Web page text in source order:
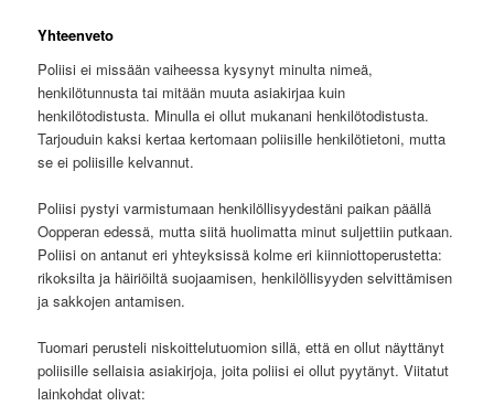
Yhteenveto
Poliisi ei missään vaiheessa kysynyt minulta nimeä,
henkilötunnusta tai mitään muuta asiakirjaa kuin
henkilötodistusta. Minulla ei ollut mukanani henkilötodistusta.
Tarjouduin kaksi kertaa kertomaan poliisille henkilötietoni, mutta
se ei poliisille kelvannut.
Poliisi pystyi varmistumaan henkilöllisyydestäni paikan päällä
Oopperan edessä, mutta siitä huolimatta minut suljettiin putkaan.
Poliisi on antanut eri yhteyksissä kolme eri kiinniottoperustetta:
rikoksilta ja häiriöiltä suojaamisen, henkilöllisyyden selvittämisen
ja sakkojen antamisen.
Tuomari perusteli niskoittelutuomion sillä, että en ollut näyttänyt
poliisille sellaisia asiakirjoja, joita poliisi ei ollut pyytänyt. Viitatut
lainkohdat olivat: